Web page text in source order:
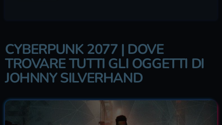
CYBERPUNK 2077 | DOVE
TROVARE TUTTI GLI OGGETTI DI
JOHNNY SILVERHAND